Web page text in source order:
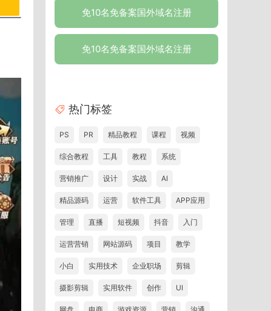
免10名免备案国外域名注册
免10名免备案国外域名注册
热门标签
PS PR 精品教程 课程 视频
综合教程 工具 教程 系统
营销推广 设计 实战 AI
精品源码 运营 软件工具 APP应用
管理 直播 短视频 抖音 入门
运营营销 网站源码 项目 教学
小白 实用技术 企业职场 剪辑
摄影剪辑 实用软件 创作 UI